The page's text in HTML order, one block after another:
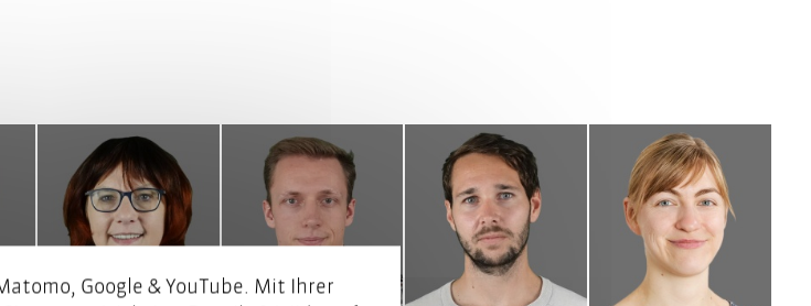
Google & YouTube. Mit Ihrer